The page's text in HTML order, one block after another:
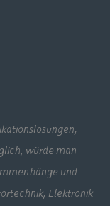
würde man
und
Elektronik